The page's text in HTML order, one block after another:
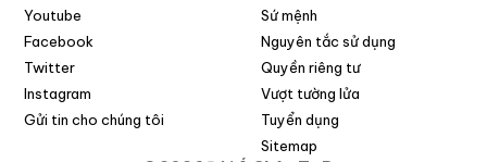
Youtube
Facebook
Twitter
Instagram
Gửi tin cho chúng tôi
Sứ mệnh
Nguyên tắc sử dụng
Quyền riêng tư
Vượt tường lửa
Tuyển dụng
Sitemap